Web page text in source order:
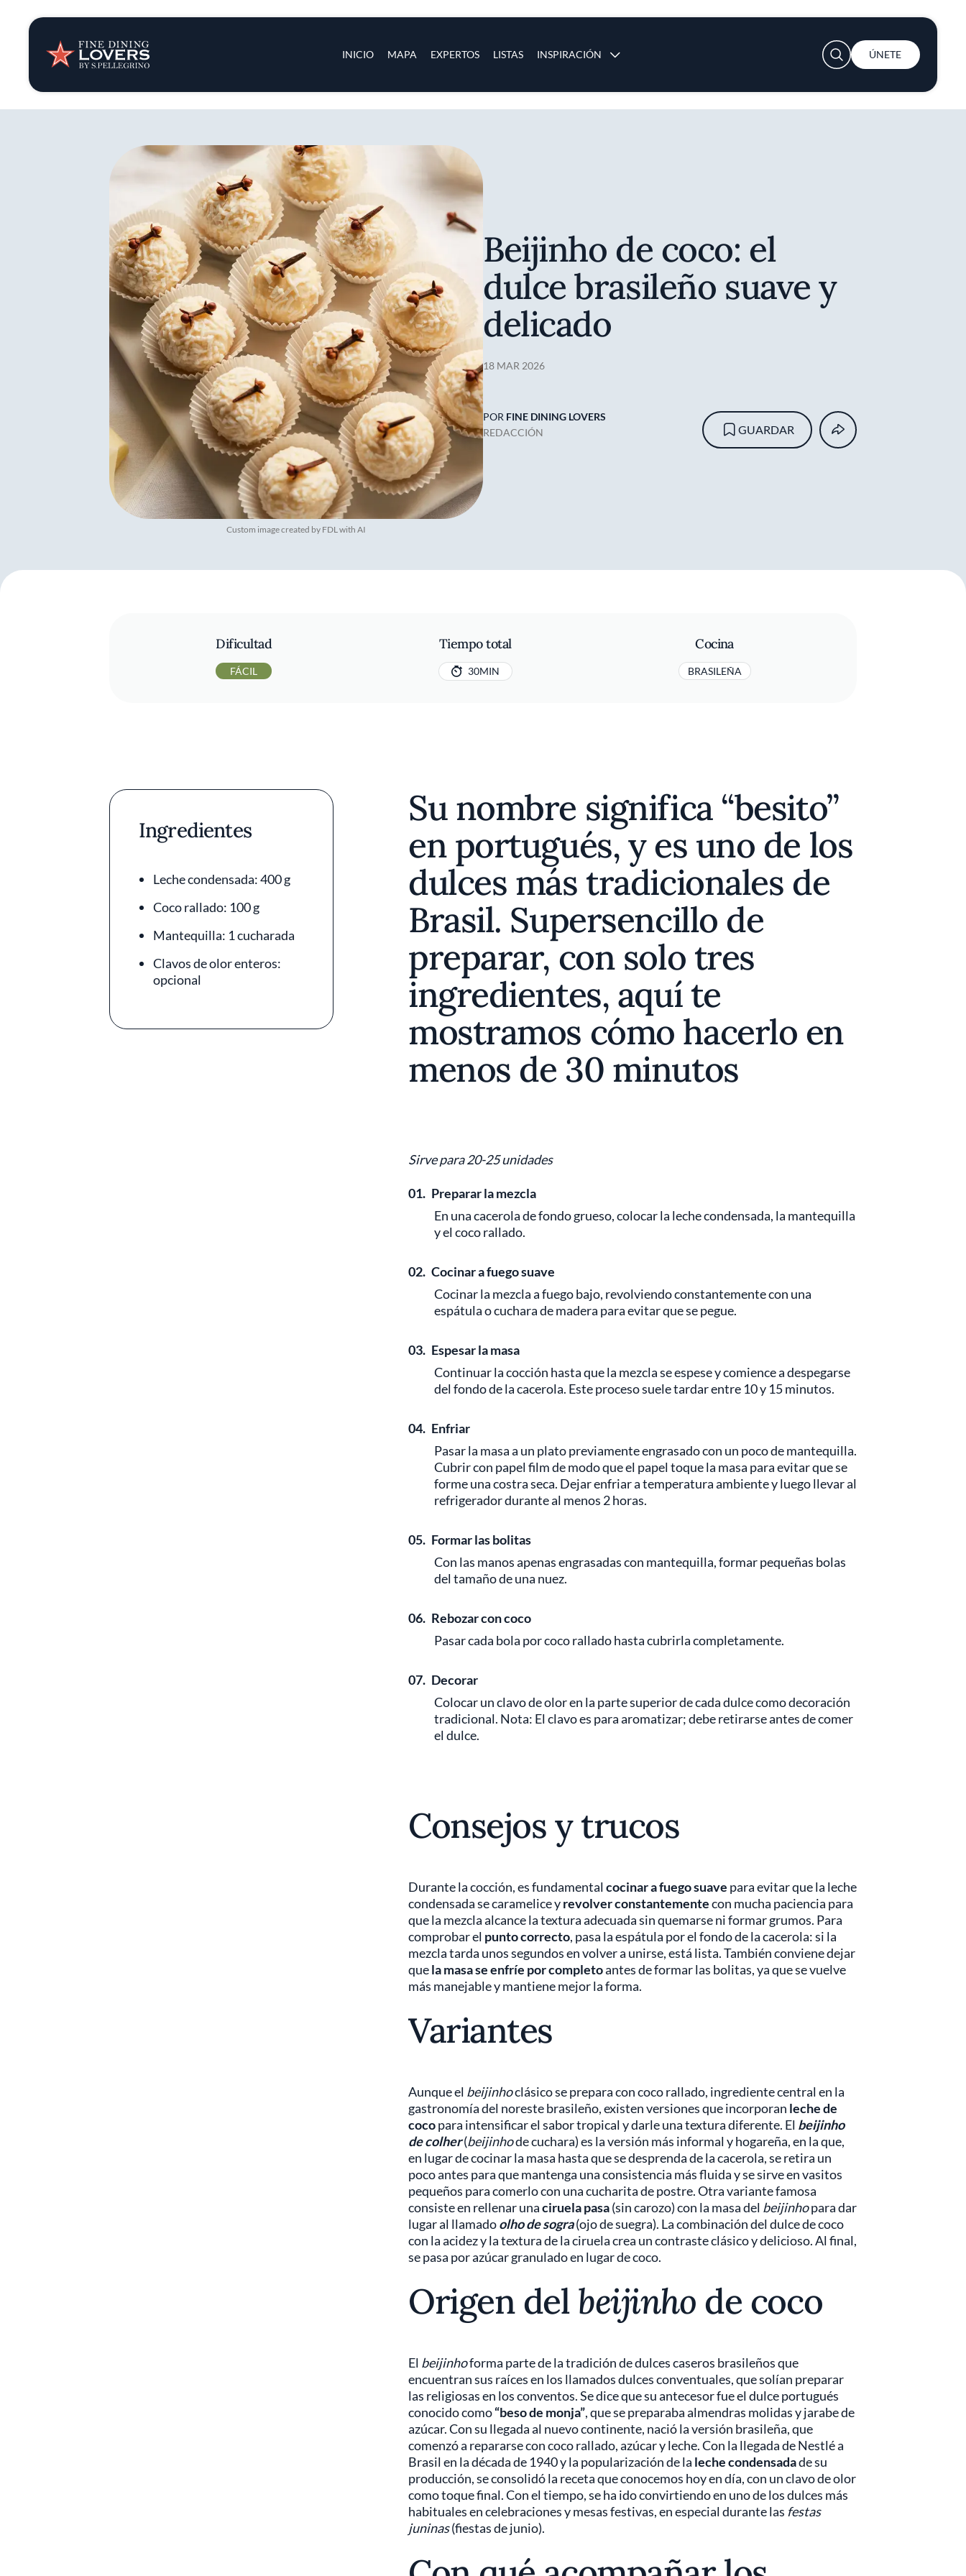
INICIO MAPA EXPERTOS LISTAS INSPIRACIÓN
Opinión y noticias
Recetas
Consejos y trucos
Series
User account menu
ÚNETE
Custom image created by FDL with AI
Beijinho de coco: el
dulce brasileño suave y
delicado
18 MAR 2026
POR FINE DINING LOVERS
REDACCIÓN
GUARDAR
Dificultad
FÁCIL
Tiempo total
30MIN
Cocina
BRASILEÑA
Ingredientes
Leche condensada: 400 g
Coco rallado: 100 g
Mantequilla: 1 cucharada
Clavos de olor enteros:
opcional
Su nombre significa “besito”
en portugués, y es uno de los
dulces más tradicionales de
Brasil. Supersencillo de
preparar, con solo tres
ingredientes, aquí te
mostramos cómo hacerlo en
menos de 30 minutos
Sirve para 20-25 unidades
01. Preparar la mezcla
En una cacerola de fondo grueso, colocar la leche condensada, la mantequilla
y el coco rallado.
02. Cocinar a fuego suave
Cocinar la mezcla a fuego bajo, revolviendo constantemente con una
espátula o cuchara de madera para evitar que se pegue.
03. Espesar la masa
Continuar la cocción hasta que la mezcla se espese y comience a despegarse
del fondo de la cacerola. Este proceso suele tardar entre 10 y 15 minutos.
04. Enfriar
Pasar la masa a un plato previamente engrasado con un poco de mantequilla.
Cubrir con papel film de modo que el papel toque la masa para evitar que se
forme una costra seca. Dejar enfriar a temperatura ambiente y luego llevar al
refrigeradordurante al menos 2 horas.
05. Formar las bolitas
Con las manos apenas engrasadas con mantequilla, formar pequeñas bolas
del tamaño de una nuez.
06. Rebozar con coco
Pasar cada bola por coco rallado hasta cubrirla completamente.
07. Decorar
Colocar un clavo de olor en la parte superior de cada dulce como decoración
tradicional. Nota: El clavo es para aromatizar; debe retirarse antes de comer
el dulce.
Consejos y trucos
Durante la cocción, es fundamental cocinar a fuego suave para evitar que la leche
condensada se caramelice yrevolver constantementecon mucha paciencia para
que la mezcla alcance la textura adecuada sin quemarse ni formar grumos. Para
comprobar el punto correcto, pasa la espátula por el fondo de la cacerola: si la
mezcla tarda unos segundos en volver a unirse, está lista. También conviene dejar
quela masa se enfríe por completoantes de formar las bolitas, ya que se vuelve
más manejable y mantiene mejor la forma.
Variantes
Aunque el beijinhoclásico se prepara con coco rallado, ingrediente central en la
gastronomía del noreste brasileño, existen versiones que incorporan leche de
cocopara intensificar el sabor tropical y darle una textura diferente. El beijinho
de colher(beijinhode cuchara) es la versión más informal y hogareña, en la que,
en lugar de cocinar la masa hasta que se desprenda de la cacerola, se retira un
poco antes para que mantenga una consistencia más fluida y se sirve en vasitos
pequeños para comerlo con una cucharita de postre. Otra variante famosa
consiste en rellenar unaciruela pasa(sin carozo) con la masa del beijinhopara dar
lugar al llamadoolho de sogra(ojo de suegra). La combinación del dulce de coco
con la acidez y la textura de la ciruela crea un contraste clásico y delicioso. Al final,
se pasa por azúcar granulado en lugar de coco.
Origen delbeijinho de coco
El beijinhoforma parte de la tradición de dulces caseros brasileños que
encuentran sus raíces en los llamados dulces conventuales, que solían preparar
las religiosas en los conventos. Se dice que su antecesor fue el dulce portugués
conocido como“beso de monja”, que se preparaba almendras molidas y jarabe de
azúcar. Con su llegada al nuevo continente, nació la versión brasileña, que
comenzó a repararse con coco rallado, azúcar y leche. Con la llegada de Nestlé a
Brasil en la década de 1940 y la popularización de la leche condensadade su
producción, se consolidó la receta que conocemos hoy en día, con un clavo de olor
como toque final. Con el tiempo, se ha ido convirtiendo en uno de los dulces más
habituales en celebraciones y mesas festivas, en especial durante las festas
juninas(fiestas de junio).